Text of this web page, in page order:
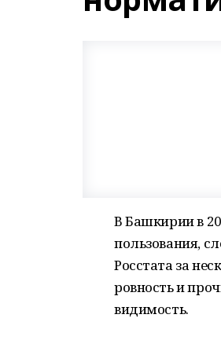
В Башкирии в
пользования,
Росстата за
ровность и
видимость.